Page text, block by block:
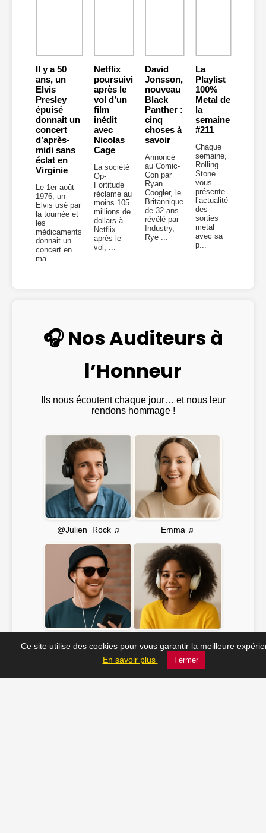
Il y a 50
ans, un
Elvis
Presley
épuisé
donnait un
concert
d’après-
midi sans
éclat en
Virginie
Le 1er août
1976, un
Elvis usé par
la tournée et
les
médicaments
donnait un
concert en
ma...
Netflix
poursuivi
après le
vol d’un
film
inédit
avec
Nicolas
Cage
La société
Op-
Fortitude
réclame au
moins 105
millions de
dollars à
Netflix
après le
vol, ...
David
Jonsson,
nouveau
Black
Panther :
cinq
choses à
savoir
Annoncé
au Comic-
Con par
Ryan
Coogler, le
Britannique
de 32 ans
révélé par
Industry,
Rye ...
La
Playlist
100%
Metal de
la
semaine
#211
Chaque
semaine,
Rolling
Stone
vous
présente
l’actualité
des
sorties
metal
avec sa
p...
🎧 Nos Auditeurs à
l’Honneur
Ils nous écoutent chaque jour… et nous leur
rendons hommage !
@Julien_Rock ♫ Emma ♫
📸 Tu veux apparaître ici ? Envoie-nous ta photo à
Ce site utilise des cookies pour vous garantir la meilleure
En savoir plus
Fermer